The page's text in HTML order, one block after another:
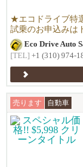
★エコドライブ特
試乗のお申込みは
Eco Drive Auto
[TEL] +1 (310) 974-
売ります 自動車